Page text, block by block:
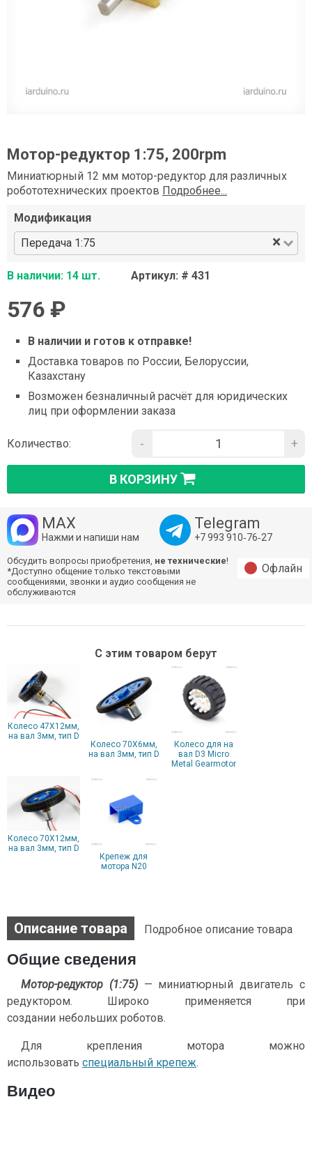
Мотор-редуктор 1:75, 200rpm
Миниатюрный 12 мм мотор-редуктор для различных
робототехнических проектов Подробнее...
Модификация
Передача 1:75
×
В наличии: 14 шт. Артикул: # 431
576 ₽
В наличии и готов к отправке!
Доставка товаров по России, Белоруссии,
Казахстану
Возможен безналичный расчёт для юридических
лиц при оформлении заказа
Количество: - +
В КОРЗИНУ
MAX
Нажми и напиши нам
Telegram
+7 993 910‑76‑27
Обсудить вопросы приобретения, не технические!
*Доступно общение только текстовыми
сообщениями, звонки и аудио сообщения не
обслуживаются
Офлайн
С этим товаром берут
Колесо 47X12мм,
на вал 3мм, тип D
Колесо 70X6мм,
на вал 3мм, тип D
Колесо для на
вал D3 Micro
Metal Gearmotor
Колесо 70X12мм,
на вал 3мм, тип D
Крепеж для
мотора N20
Описание товара Подробное описание товара
Общие сведения
Мотор-редуктор (1:75)— миниатюрный двигатель с
редуктором. Широко применяется при
создании небольших роботов.
Для крепления мотора можно
использовать специальный крепеж.
Видео